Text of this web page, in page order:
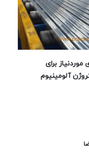
برای
آلومینیوم